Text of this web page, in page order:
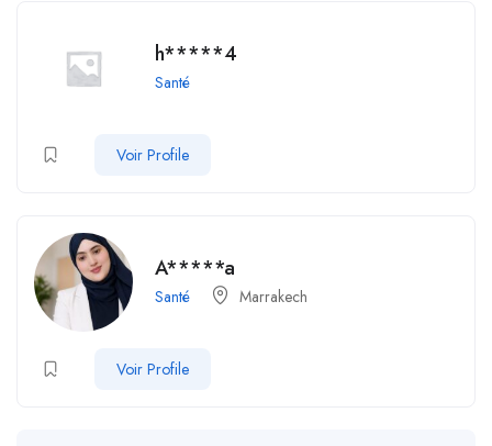
h*****4
Santé
Voir Profile
A*****a
Santé Marrakech
Voir Profile